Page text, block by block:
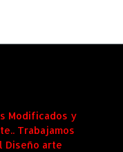
Modificados y
Trabajamos
Diseño arte